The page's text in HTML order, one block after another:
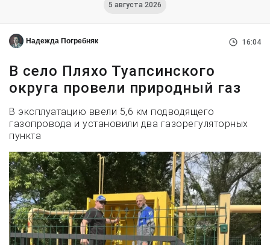
5 августа 2026
Надежда Погребняк 16:04
В село Пляхо Туапсинского
округа провели природный газ
В эксплуатацию ввели 5,6 км подводящего
газопровода и установили два газорегуляторных
пункта